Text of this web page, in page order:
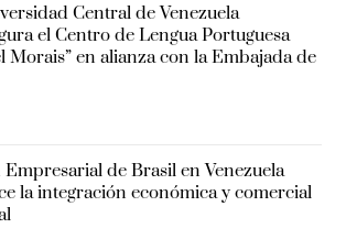
Central de Venezuela
el Centro de Lengua Portuguesa
Morais” en alianza con la Embajada de
de Brasil en Venezuela
la integración económica y comercial